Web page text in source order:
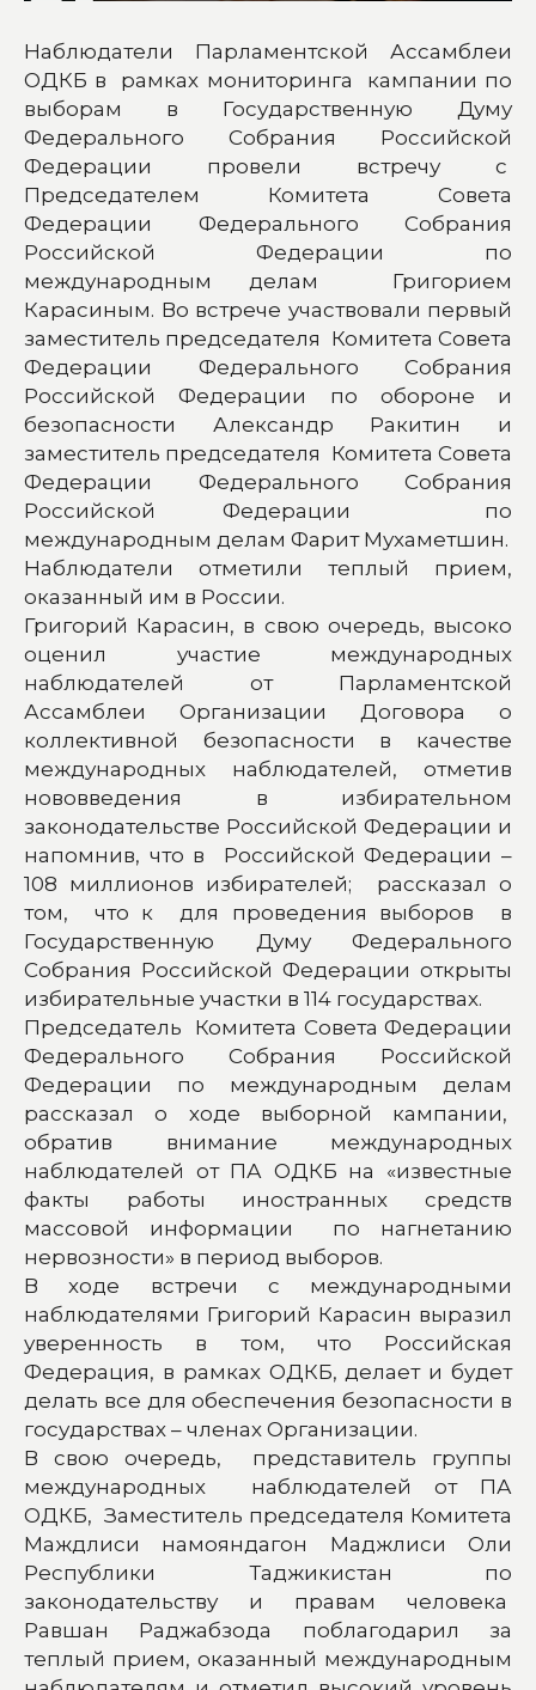
Наблюдатели Парламентской Ассамблеи
ОДКБ в рамках мониторинга кампании по
выборам в Государственную Думу
Федерального Собрания Российской
Федерации провели встречу с
Председателем Комитета Совета
Федерации Федерального Собрания
Российской Федерации по
международным делам Григорием
Карасиным. Во встрече участвовали первый
заместитель председателя Комитета Совета
Федерации Федерального Собрания
Российской Федерации по обороне и
безопасности Александр Ракитин и
заместитель председателя Комитета Совета
Федерации Федерального Собрания
Российской Федерации по
международным делам Фарит Мухаметшин.
Наблюдатели отметили теплый прием,
оказанный им в России.
Григорий Карасин, в свою очередь, высоко
оценил участие международных
наблюдателей от Парламентской
Ассамблеи Организации Договора о
коллективной безопасности в качестве
международных наблюдателей, отметив
нововведения в избирательном
законодательстве Российской Федерации и
напомнив, что в Российской Федерации –
108 миллионов избирателей; рассказал о
том, что к для проведения выборов в
Государственную Думу Федерального
Собрания Российской Федерации открыты
избирательные участки в 114 государствах.
Председатель Комитета Совета Федерации
Федерального Собрания Российской
Федерации по международным делам
рассказал о ходе выборной кампании,
обратив внимание международных
наблюдателей от ПА ОДКБ на «известные
факты работы иностранных средств
массовой информации по нагнетанию
нервозности» в период выборов.
В ходе встречи с международными
наблюдателями Григорий Карасин выразил
уверенность в том, что Российская
Федерация, в рамках ОДКБ, делает и будет
делать все для обеспечения безопасности в
государствах – членах Организации.
В свою очередь, представитель группы
международных наблюдателей от ПА
ОДКБ, Заместитель председателя Комитета
Маждлиси намояндагон Маджлиси Оли
Республики Таджикистан по
законодательству и правам человека
Равшан Раджабзода поблагодарил за
теплый прием, оказанный международным